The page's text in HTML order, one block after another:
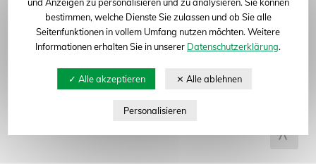
Telefon: +49 228 98581-
bestimmen, welche Dienste Sie zulassen und ob Sie alle
Seitenfunktionen in vollem Umfang nutzen möchten. Weitere
Informationen erhalten Sie in unserer Datenschutzerklärung.